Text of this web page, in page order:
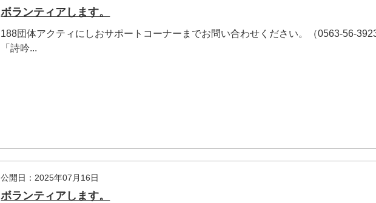
ボランティアします。
188団体アクティにしおサポートコーナーまでお問い合わせください。（0563-56-
「詩吟...
公開日：2025年07月16日
ボランティアします。